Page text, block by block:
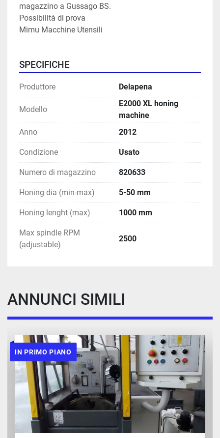
magazzino a Gussago BS.
Possibilità di prova
Mimu Macchine Utensili
SPECIFICHE
Produttore Delapena
Modello
E2000 XL honing
machine
Anno
2012
Condizione Usato
Numero di magazzino 820633
Honing dia (min-max) 5-50 mm
Honing lenght (max) 1000 mm
Max spindle RPM
(adjustable)
2500
ANNUNCI SIMILI
IN PRIMO PIANO